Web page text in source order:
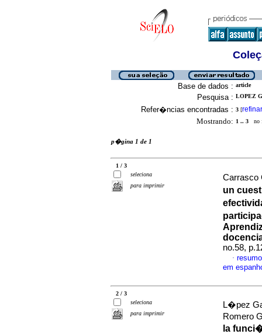
Base de dados : article
Pesquisa : LOPEZ
Refer�ncias encontradas : 3 [refinar
Mostrando: 1 .. 3 no
p�gina 1 de 1
1 / 3
seleciona
para imprimir
Carrasco
un
no.58,
·
em
2 / 3
seleciona
para imprimir
L�pez
Romero
la